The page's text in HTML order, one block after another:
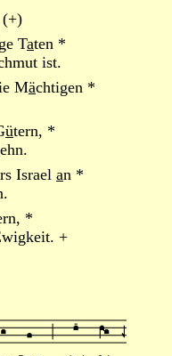
(+)
Taten *
ist.
Mächtigen *
ütern, *
Israel an *
*
+